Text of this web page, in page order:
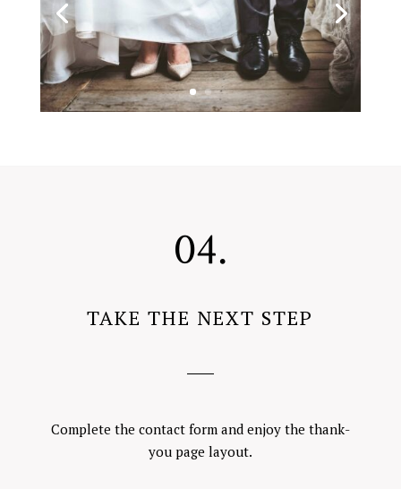
04.
TAKE THE NEXT STEP
Complete the contact form and enjoy the thank-
you page layout.